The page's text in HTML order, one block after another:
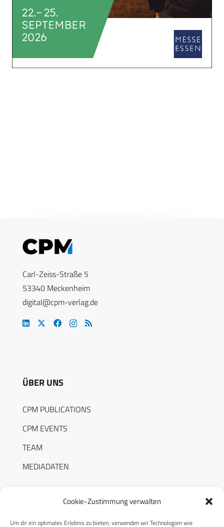
Cookie-Zustimmung verwalten
Um dir ein optimales Erlebnis zu bieten, verwenden wir Technologien wie
Carl-Zeiss-Straße 5
53340 Meckenheim
digital@cpm-verlag.de
ÜBER UNS
CPM PUBLICATIONS
CPM EVENTS
TEAM
MEDIADATEN